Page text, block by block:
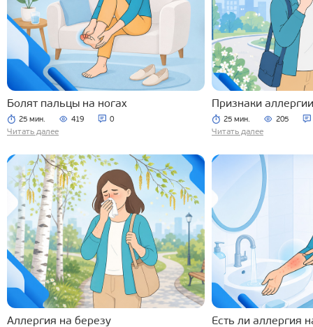
Болят пальцы на ногах
25 мин. 419 0
Читать далее
Признаки
25 мин. 205
Читать далее
Аллергия на березу Есть ли аллергия